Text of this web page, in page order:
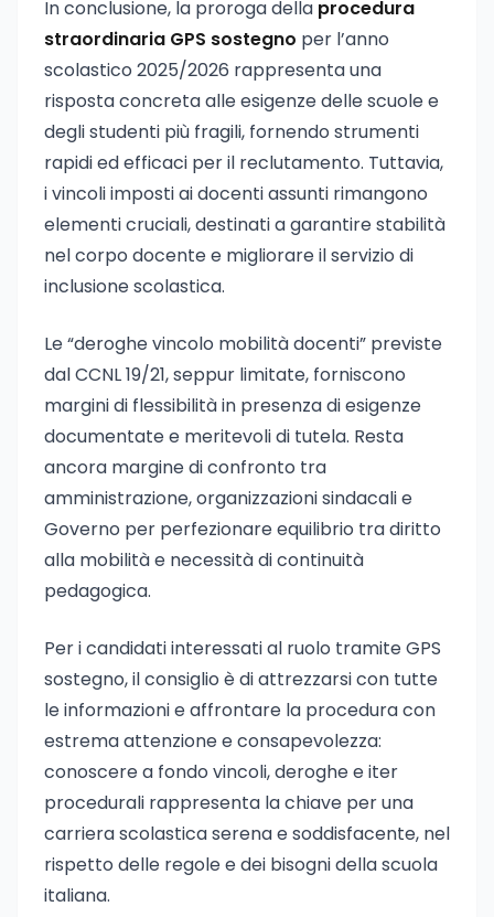
In conclusione, la proroga della procedura
straordinaria GPS sostegno per l’anno
scolastico 2025/2026 rappresenta una
risposta concreta alle esigenze delle scuole e
degli studenti più fragili, fornendo strumenti
rapidi ed efficaci per il reclutamento. Tuttavia,
i vincoli imposti ai docenti assunti rimangono
elementi cruciali, destinati a garantire stabilità
nel corpo docente e migliorare il servizio di
inclusione scolastica.
Le “deroghe vincolo mobilità docenti” previste
dal CCNL 19/21, seppur limitate, forniscono
margini di flessibilità in presenza di esigenze
documentate e meritevoli di tutela. Resta
ancora margine di confronto tra
amministrazione, organizzazioni sindacali e
Governo per perfezionare equilibrio tra diritto
alla mobilità e necessità di continuità
pedagogica.
Per i candidati interessati al ruolo tramite GPS
sostegno, il consiglio è di attrezzarsi con tutte
le informazioni e affrontare la procedura con
estrema attenzione e consapevolezza:
conoscere a fondo vincoli, deroghe e iter
procedurali rappresenta la chiave per una
carriera scolastica serena e soddisfacente, nel
rispetto delle regole e dei bisogni della scuola
italiana.